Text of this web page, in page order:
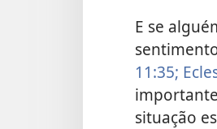
E se
11:35;
situação